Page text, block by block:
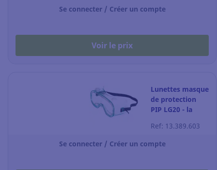
Se connecter / Créer un compte
Voir le prix
Lunettes masque
de protection
PIP LG20 - la
Ref: 13.389.603
Se connecter / Créer un compte